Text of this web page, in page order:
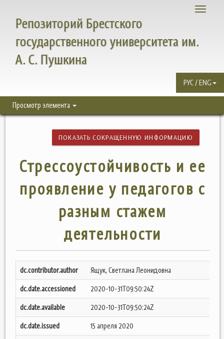
Toggle
Репозиторий Брестского
государственного университета им.
А. С. Пушкина
РУС / ENG
Просмотр элемента
ПОКАЗАТЬ СОКРАЩЕННУЮ ИНФОРМАЦИЮ
Стрессоустойчивость и ее
проявление у педагогов с
разным стажем
деятельности
dc.contributor.author
Ящук, Светлана Леонидовна
dc.date.accessioned
2020-10-31T09:50:24Z
dc.date.available
2020-10-31T09:50:24Z
dc.date.issued
15 апреля 2020